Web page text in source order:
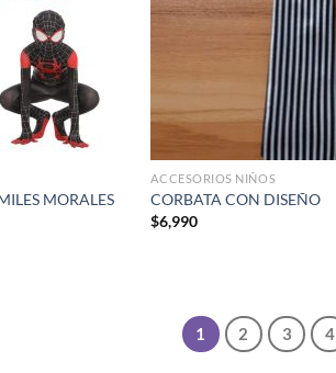
MORALES
ACCESORIOS NIÑOS
CORBATA CON DISEÑO
$6,990
1 2 3 4